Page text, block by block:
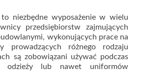
niezbędne wyposażenie w wielu
przedsiębiorstw zajmujących
wykonujących prace na
prowadzących różnego rodzaju
są zobowiązani używać podczas
odzieży lub nawet uniformów